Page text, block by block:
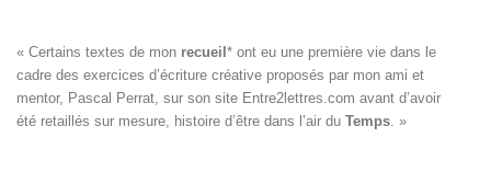
« Certains textes de mon recueil* ont eu une première vie dans le
cadre des exercices d’écriture créative proposés par mon ami et
mentor, Pascal Perrat, sur son site Entre2lettres.com avant d’avoir
été retaillés sur mesure, histoire d’être dans l’air du Temps . »